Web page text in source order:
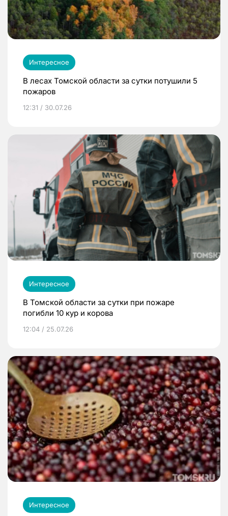
Интересное
В лесах Томской области за сутки потушили 5
пожаров
12:31 / 30.07.26
Интересное
В Томской области за сутки при пожаре
погибли 10 кур и корова
12:04 / 25.07.26
Интересное